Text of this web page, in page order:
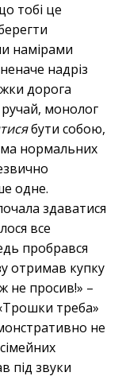
тобі це
намірами
надріз
дорога
монолог
бути собою,
нормальних
одне.
здаватися
все
пробрався
отримав купку
не просив!» –
треба»
не
під звуки